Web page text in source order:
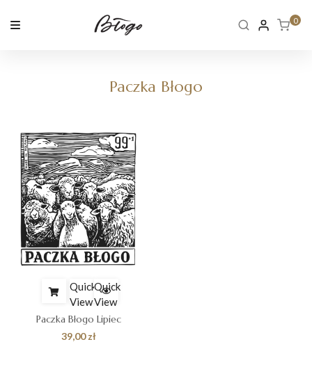
0
Paczka Błogo
Quick
View
Quick
View
Paczka Błogo Lipiec
39,00zł